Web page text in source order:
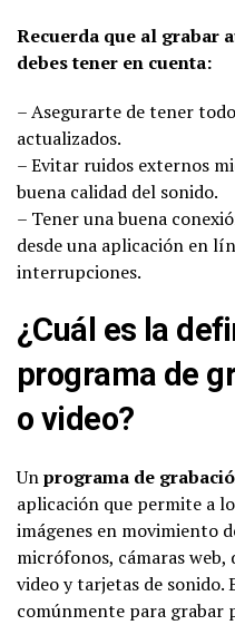
Recuerda que al grabar
debes tener en cuenta:
– Asegurarte de tener
actualizados.
– Evitar ruidos externos
buena calidad del sonido.
– Tener una buena
desde una aplicación en
interrupciones.
¿Cuál es la
programa de
o video?
Unprograma de
aplicación que permite a
imágenes en movimiento
micrófonos, cámaras
video y tarjetas de sonido.
comúnmente para grabar